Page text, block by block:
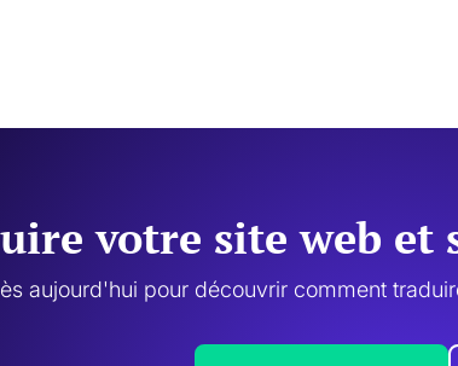
votre site web et
aujourd'hui pour découvrir comment